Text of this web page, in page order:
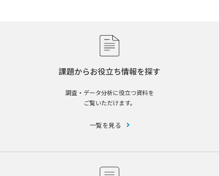
課題からお役立ち情報を探す
調査・データ分析に役立つ資料を
ご覧いただけます。
一覧を見る